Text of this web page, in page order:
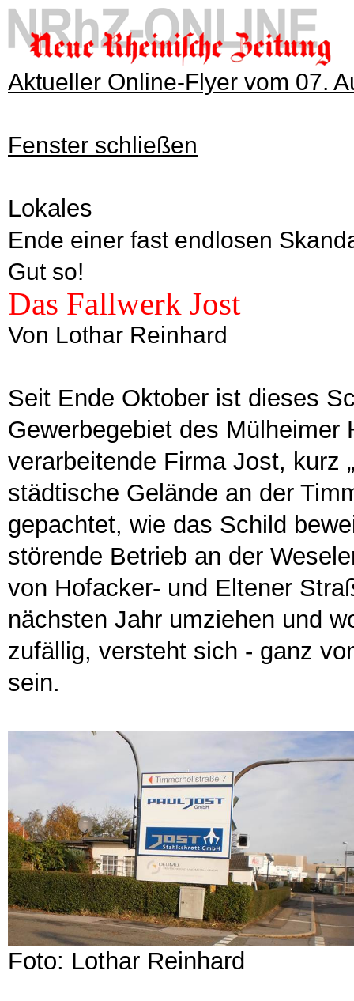
Aktueller Online-Flyer vom 07.
Fenster schließen
Lokales
Ende einer fast endlosen
Gut so!
Das Fallwerk Jost
Von Lothar Reinhard
Seit Ende Oktober ist dieses
Gewerbegebiet des
verarbeitende Firma Jost, kurz
städtische Gelände an der
gepachtet, wie das Schild
störende Betrieb an der
von Hofacker- und Eltener
nächsten Jahr umziehen und
zufällig, versteht sich - ganz
sein.
Foto: Lothar Reinhard